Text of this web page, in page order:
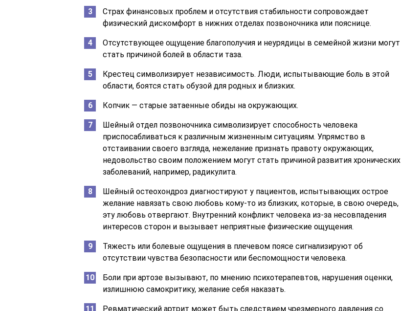
Страх финансовых проблем и отсутствия стабильности сопровождает
физический дискомфорт в нижних отделах позвоночника или пояснице.
Отсутствующее ощущение благополучия и неурядицы в семейной жизни могут
стать причиной болей в области таза.
Крестец символизирует независимость. Люди, испытывающие боль в этой
области, боятся стать обузой для родных и близких.
Копчик — старые затаенные обиды на окружающих.
Шейный отдел позвоночника символизирует способность человека
приспосабливаться к различным жизненным ситуациям. Упрямство в
отстаивании своего взгляда, нежелание признать правоту окружающих,
недовольство своим положением могут стать причиной развития хронических
заболеваний, например, радикулита.
Шейный остеохондроз диагностируют у пациентов, испытывающих острое
желание навязать свою любовь кому-то из близких, которые, в свою очередь,
эту любовь отвергают. Внутренний конфликт человека из-за несовпадения
интересов сторон и вызывает неприятные физические ощущения.
Тяжесть или болевые ощущения в плечевом поясе сигнализируют об
отсутствии чувства безопасности или беспомощности человека.
Боли при артозе вызывают, по мнению психотерапевтов, нарушения оценки,
излишнюю самокритику, желание себя наказать.
Ревматический артрит может быть следствием чрезмерного давления со